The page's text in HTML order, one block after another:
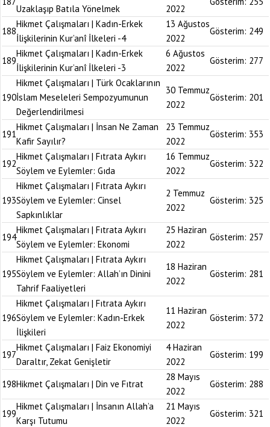
Uzaklaşıp Batıla Yönelmek 2022
188
Hikmet Çalışmaları | Kadın-Erkek
İlişkilerinin Kur’anî İlkeleri -4
13 Ağustos
2022
Gösterim: 249
189
Hikmet Çalışmaları | Kadın-Erkek
İlişkilerinin Kur’anî İlkeleri -3
6 Ağustos
2022
Gösterim: 277
190
Hikmet Çalışmaları | Türk Ocaklarının
İslam Meseleleri Sempozyumunun
Değerlendirilmesi
30 Temmuz
2022
Gösterim: 201
191
Hikmet Çalışmaları | İnsan Ne Zaman
Kafir Sayılır?
23 Temmuz
2022
Gösterim: 353
192
Hikmet Çalışmaları | Fıtrata Aykırı
Söylem ve Eylemler: Gıda
16 Temmuz
2022
Gösterim: 322
193
Hikmet Çalışmaları | Fıtrata Aykırı
Söylem ve Eylemler: Cinsel
Sapkınlıklar
2 Temmuz
2022
Gösterim: 325
194
Hikmet Çalışmaları | Fıtrata Aykırı
Söylem ve Eylemler: Ekonomi
25 Haziran
2022
Gösterim: 257
195
Hikmet Çalışmaları | Fıtrata Aykırı
Söylem ve Eylemler: Allah’ın Dinini
Tahrif Faaliyetleri
18 Haziran
2022
Gösterim: 281
196
Hikmet Çalışmaları | Fıtrata Aykırı
Söylem ve Eylemler: Kadın-Erkek
İlişkileri
11 Haziran
2022
Gösterim: 372
197
Hikmet Çalışmaları | Faiz Ekonomiyi
Daraltır, Zekat Genişletir
4 Haziran
2022
Gösterim: 199
198Hikmet Çalışmaları | Din ve Fıtrat
28 Mayıs
2022
Gösterim: 288
199
Hikmet Çalışmaları | İnsanın Allah’a
Karşı Tutumu
21 Mayıs
2022
Gösterim: 321